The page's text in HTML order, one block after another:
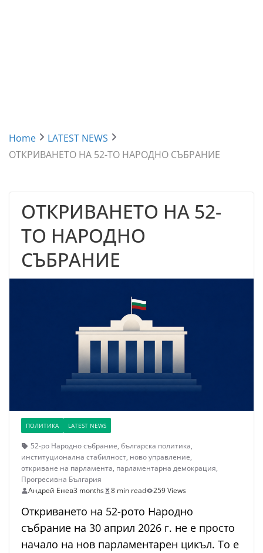
Home
LATEST NEWS
ОТКРИВАНЕТО НА 52-ТО НАРОДНО СЪБРАНИЕ
ОТКРИВАНЕТО НА 52-
ТО НАРОДНО
СЪБРАНИЕ
ПОЛИТИКА LATEST NEWS
52-ро Народно събрание, българска политика,
институционална стабилност, ново управление,
откриване на парламента, парламентарна демокрация,
Прогресивна България
Андрей Енев3 months 8 min read 259 Views
Откриването на 52-рото Народно
събрание на 30 април 2026 г. не е просто
начало на нов парламентарен цикъл. То е